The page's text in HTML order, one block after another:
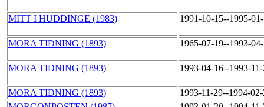
MITT I HUDDINGE (1983) 1991-10-15--1995-
MORA TIDNING (1893) 1965-07-19--1993-
MORA TIDNING (1893) 1993-04-16--1993-
MORA TIDNING (1893)
1993-11-29--1994-